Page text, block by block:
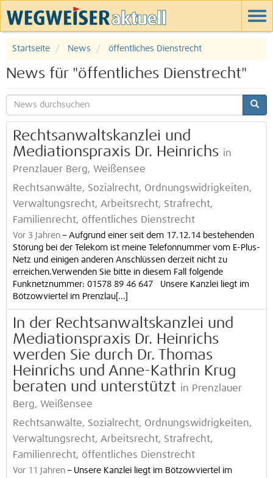
Startseite News öffentliches Dienstrecht
News für "öffentliches Dienstrecht"
Rechtsanwaltskanzlei und
Mediationspraxis Dr. Heinrichs in
Prenzlauer Berg, Weißensee
Rechtsanwälte, Sozialrecht, Ordnungswidrigkeiten,
Verwaltungsrecht, Arbeitsrecht, Strafrecht,
Familienrecht, öffentliches Dienstrecht
Vor 3 Jahren – Aufgrund einer seit dem 17.12.14 bestehenden
Störung bei der Telekom ist meine Telefonnummer vom E-Plus-
Netz und einigen anderen Anschlüssen derzeit nicht zu
erreichen.Verwenden Sie bitte in diesem Fall folgende
Funknetznummer: 01578 89 46 647 Unsere Kanzlei liegt im
Bötzowviertel im Prenzlau[...]
In der Rechtsanwaltskanzlei und
Mediationspraxis Dr. Heinrichs
werden Sie durch Dr. Thomas
Heinrichs und Anne-Kathrin Krug
beraten und unterstützt in Prenzlauer
Berg, Weißensee
Rechtsanwälte, Sozialrecht, Ordnungswidrigkeiten,
Verwaltungsrecht, Arbeitsrecht, Strafrecht,
Familienrecht, öffentliches Dienstrecht
Vor 11 Jahren – Unsere Kanzlei liegt im Bötzowviertel im